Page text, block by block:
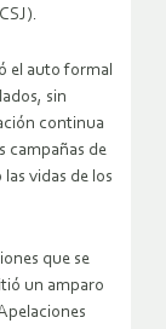
el auto formal
sin
continua
campañas de
vidas de los
que se
un amparo